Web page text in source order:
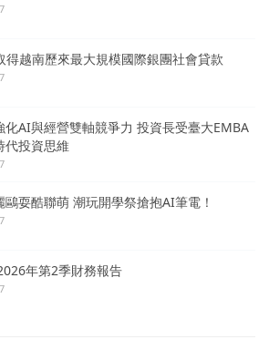
得越南歷來最大規模國際銀團社會貸款
化AI與經營雙軸競爭力 投資長受臺大EMBA
代投資思維
鷗耍酷聯萌 潮玩開學祭搶抱AI筆電！
年第2季財務報告